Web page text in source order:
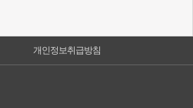
개인정보취급방침